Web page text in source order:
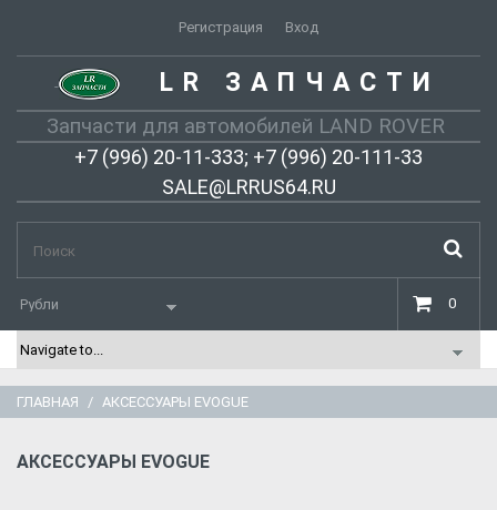
Регистрация Вход
- LR ЗАПЧАСТИ
Запчасти для автомобилей LAND ROVER
+7 (996) 20-11-333; +7 (996) 20-111-33
SALE@LRRUS64.RU
0
ГЛАВНАЯ АКСЕССУАРЫ EVOGUE
АКСЕССУАРЫ EVOGUE